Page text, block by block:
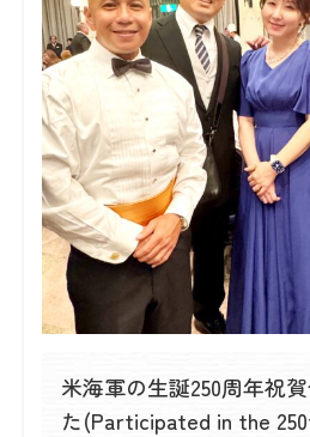
米海軍の生誕250周年祝
た(Participated in the